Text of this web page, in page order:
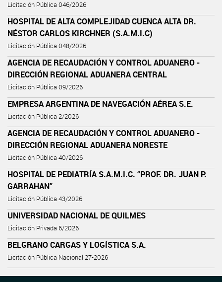
Licitación Pública 046/2026
HOSPITAL DE ALTA COMPLEJIDAD CUENCA ALTA DR.
NÉSTOR CARLOS KIRCHNER (S.A.M.I.C)
Licitación Pública 048/2026
AGENCIA DE RECAUDACIÓN Y CONTROL ADUANERO -
DIRECCIÓN REGIONAL ADUANERA CENTRAL
Licitación Pública 09/2026
EMPRESA ARGENTINA DE NAVEGACIÓN AÉREA S.E.
Licitación Pública 2/2026
AGENCIA DE RECAUDACIÓN Y CONTROL ADUANERO -
DIRECCIÓN REGIONAL ADUANERA NORESTE
Licitación Pública 40/2026
HOSPITAL DE PEDIATRÍA S.A.M.I.C. “PROF. DR. JUAN P.
GARRAHAN”
Licitación Pública 43/2026
UNIVERSIDAD NACIONAL DE QUILMES
Licitación Privada 6/2026
BELGRANO CARGAS Y LOGÍSTICA S.A.
Licitación Pública Nacional 27-2026